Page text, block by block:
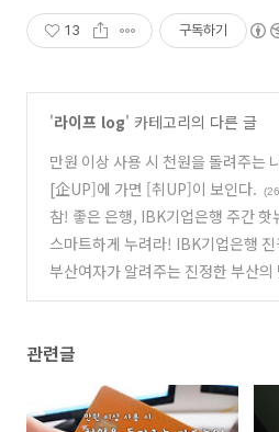
13 구독하기
'라이프 log' 카테고리의 다른 글
만원 이상 사용 시 천원을 돌려주는
듀카드 (5)
[企UP]에 가면 [취UP]이 보인다.
참! 좋은 은행, IBK기업은행 주간
3주
(2)
스마트하게 누려라! IBK기업은행
뱅킹 (12)
부산여자가 알려주는 진정한 부산의
관련글